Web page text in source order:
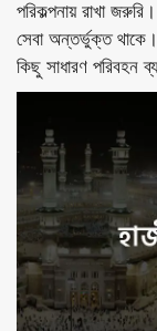
পরিকল্পনায় রাখা
সেবা অন্তর্ভুক্ত
কিছু সাধারণ পরিবহন